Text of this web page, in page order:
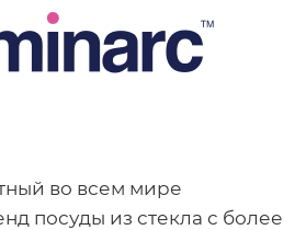
во всем мире
посуды из стекла с более